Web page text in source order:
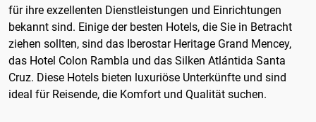
für ihre exzellenten Dienstleistungen und Einrichtungen
bekannt sind. Einige der besten Hotels, die Sie in Betracht
ziehen sollten, sind das Iberostar Heritage Grand Mencey,
das Hotel Colon Rambla und das Silken Atlántida Santa
Cruz. Diese Hotels bieten luxuriöse Unterkünfte und sind
ideal für Reisende, die Komfort und Qualität suchen.